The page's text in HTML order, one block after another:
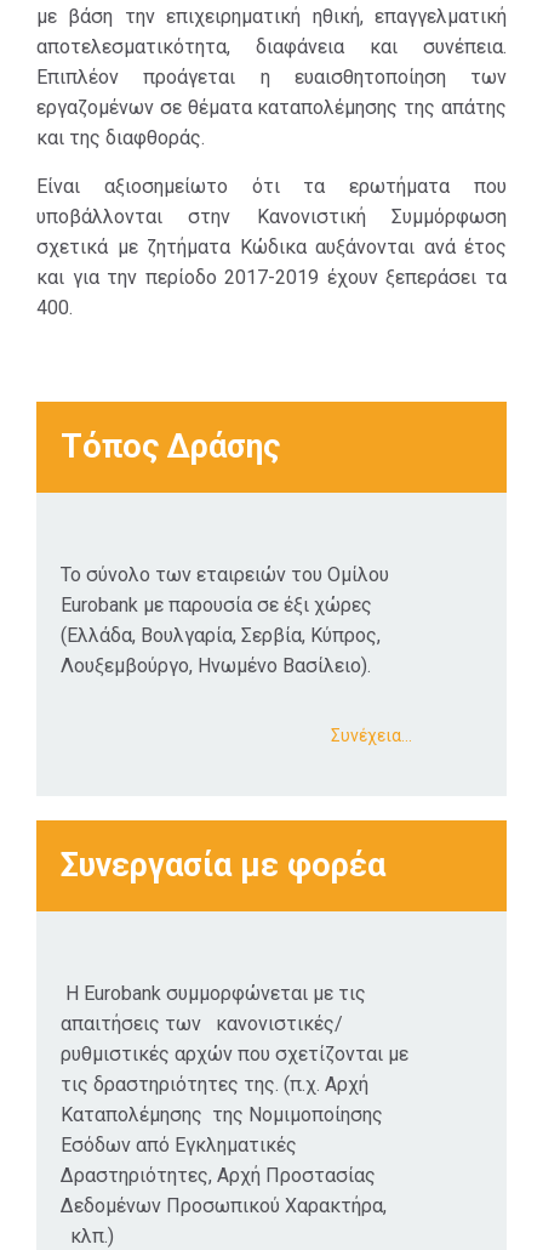
με βάση την επιχειρηματική ηθική, επαγγελματική
αποτελεσματικότητα, διαφάνεια και συνέπεια.
Επιπλέον προάγεται η ευαισθητοποίηση των
εργαζομένων σε θέματα καταπολέμησης της απάτης
και της διαφθοράς.
Είναι αξιοσημείωτο ότι τα ερωτήματα που
υποβάλλονται στην Κανονιστική Συμμόρφωση
σχετικά με ζητήματα Κώδικα αυξάνονται ανά έτος
και για την περίοδο 2017-2019 έχουν ξεπεράσει τα
400.
Τόπος Δράσης
Το σύνολο των εταιρειών του Ομίλου
Eurobank με παρουσία σε έξι χώρες
(Ελλάδα, Βουλγαρία, Σερβία, Κύπρος,
Λουξεμβούργο, Ηνωμένο Βασίλειο).
Συνέχεια…
Συνεργασία με φορέα
H Eurobank συμμορφώνεται με τις
απαιτήσεις των κανονιστικές/
ρυθμιστικές αρχών που σχετίζονται με
τις δραστηριότητες της. (π.χ. Αρχή
Καταπολέμησης της Νομιμοποίησης
Εσόδων από Εγκληματικές
Δραστηριότητες, Αρχή Προστασίας
Δεδομένων Προσωπικού Χαρακτήρα,
κλπ.)